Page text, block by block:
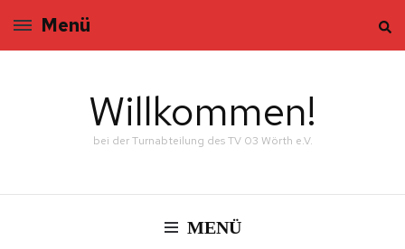
Menü
Willkommen!
bei der Turnabteilung des TV 03 Wörth e.V.
MENÜ